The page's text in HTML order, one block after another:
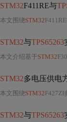
STM32F411RE与
本文围绕STM32
STM32与TPS65263
本文介绍基于STM32
STM32多电压供电
本文围绕STM32F427ZI
STM32与TPS65263